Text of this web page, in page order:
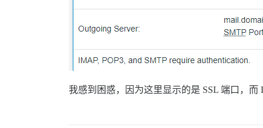
我感到困惑，因为这里显示的是 SSL 端口，而